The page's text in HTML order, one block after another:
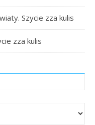
Szycie zza kulis
zza kulis